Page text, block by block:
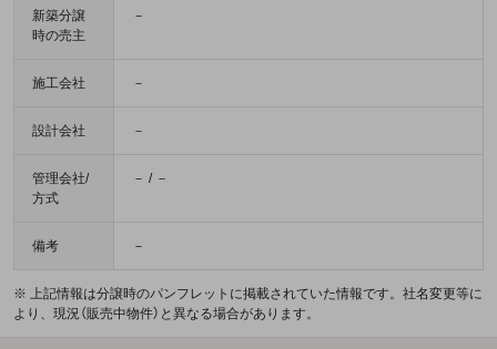
新築分譲
時の売主
－
施工会社 －
設計会社 －
管理会社/
方式
－ / －
備考 －
※ 上記情報は分譲時のパンフレットに掲載されていた情報です。社名変更等に
より、現況（販売中物件）と異なる場合があります。